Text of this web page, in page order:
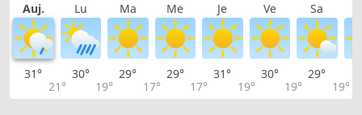
Auj. Lu Ma Me Je Ve Sa
31°
21°
30°
19°
29°
17°
29°
17°
31°
19°
30°
19°
29°
19°